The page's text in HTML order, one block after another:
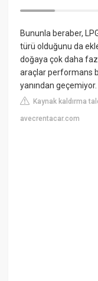
Bununla beraber,
türü olduğunu da
doğaya çok daha
araçlar performans
yanından geçemiyor.
Kaynak kaldırma
avecrentacar.com